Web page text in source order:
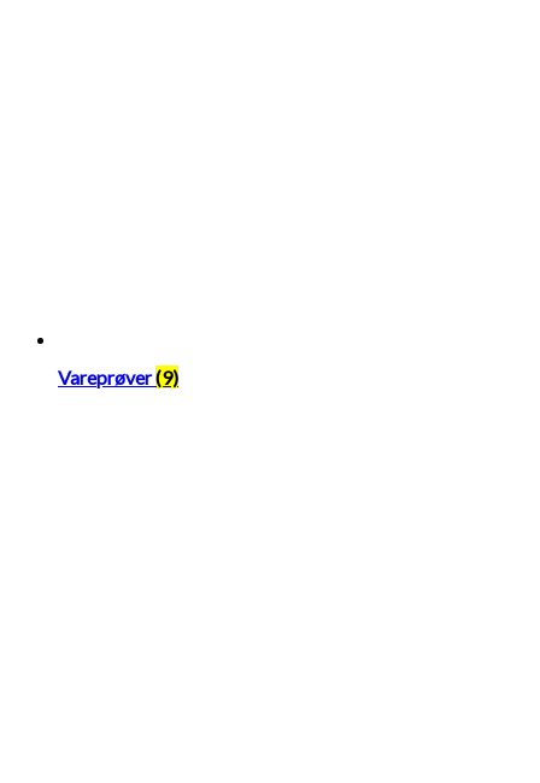
Vareprøver(9)